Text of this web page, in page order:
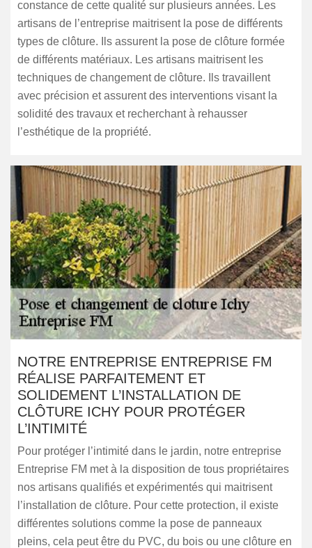
constance de cette qualité sur plusieurs années. Les
artisans de l’entreprise maitrisent la pose de différents
types de clôture. Ils assurent la pose de clôture formée
de différents matériaux. Les artisans maitrisent les
techniques de changement de clôture. Ils travaillent
avec précision et assurent des interventions visant la
solidité des travaux et recherchant à rehausser
l’esthétique de la propriété.
NOTRE ENTREPRISE ENTREPRISE FM
RÉALISE PARFAITEMENT ET
SOLIDEMENT L’INSTALLATION DE
CLÔTURE ICHY POUR PROTÉGER
L’INTIMITÉ
Pour protéger l’intimité dans le jardin, notre entreprise
Entreprise FM met à la disposition de tous propriétaires
nos artisans qualifiés et expérimentés qui maitrisent
l’installation de clôture. Pour cette protection, il existe
différentes solutions comme la pose de panneaux
pleins, cela peut être du PVC, du bois ou une clôture en